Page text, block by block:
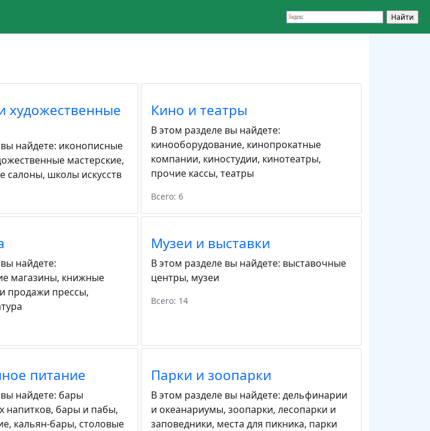
художественные
найдете: иконописные
мастерские,
салоны, школы искусств
Кино и театры
В этом разделе вы найдете:
кинооборудование, кинопрокатные
компании, киностудии, кинотеатры,
прочие кассы, театры
Всего: 6
найдете:
магазины, книжные
продажи прессы,
Музеи и выставки
В этом разделе вы найдете: выставочные
центры, музеи
Всего: 14
питание
найдете: бары
напитков, бары и пабы,
, кальян-бары, столовые
Парки и зоопарки
В этом разделе вы найдете: дельфинарии
и океанариумы, зоопарки, лесопарки и
заповедники, места для пикника, парки